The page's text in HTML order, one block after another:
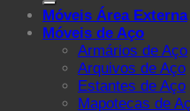
Móveis Área Externa
Móveis de Aço
Armários de Aço
Arquivos de Aço
Estantes de Aço
Mapotecas de